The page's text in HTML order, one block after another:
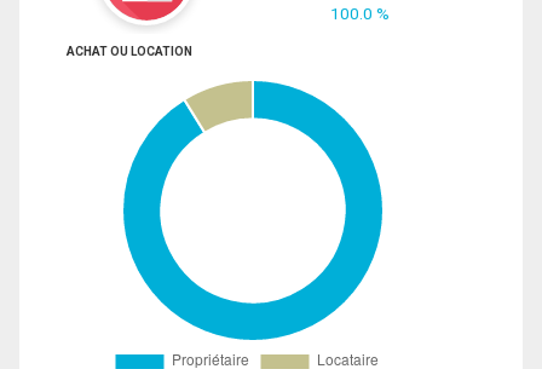
100.0 %
ACHAT OU LOCATION